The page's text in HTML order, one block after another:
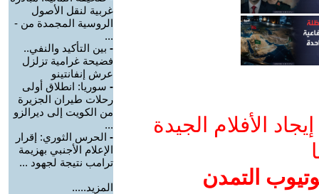
الأفلام الجيدة
التمدن
غربية لنقل الأصول
الروسية المجمدة من -
...
- بين التأكيد والنفي..
فضيحة غرامية تزلزل
عرش إنفانتينو
- سوريا: انطلاق أولى
رحلات طيران الجزيرة
من الكويت إلى ديرالزو
...
- الحرس الثوري: إقرار
الإعلام الأجنبي بهزيمة
ترامب نتيجة لجهود ...
المزيد.....